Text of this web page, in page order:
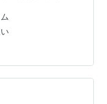
す！ 運動と好きな
はこう言っていま
康のためにはやら
は、 好きなウイン
こと。 これが想像